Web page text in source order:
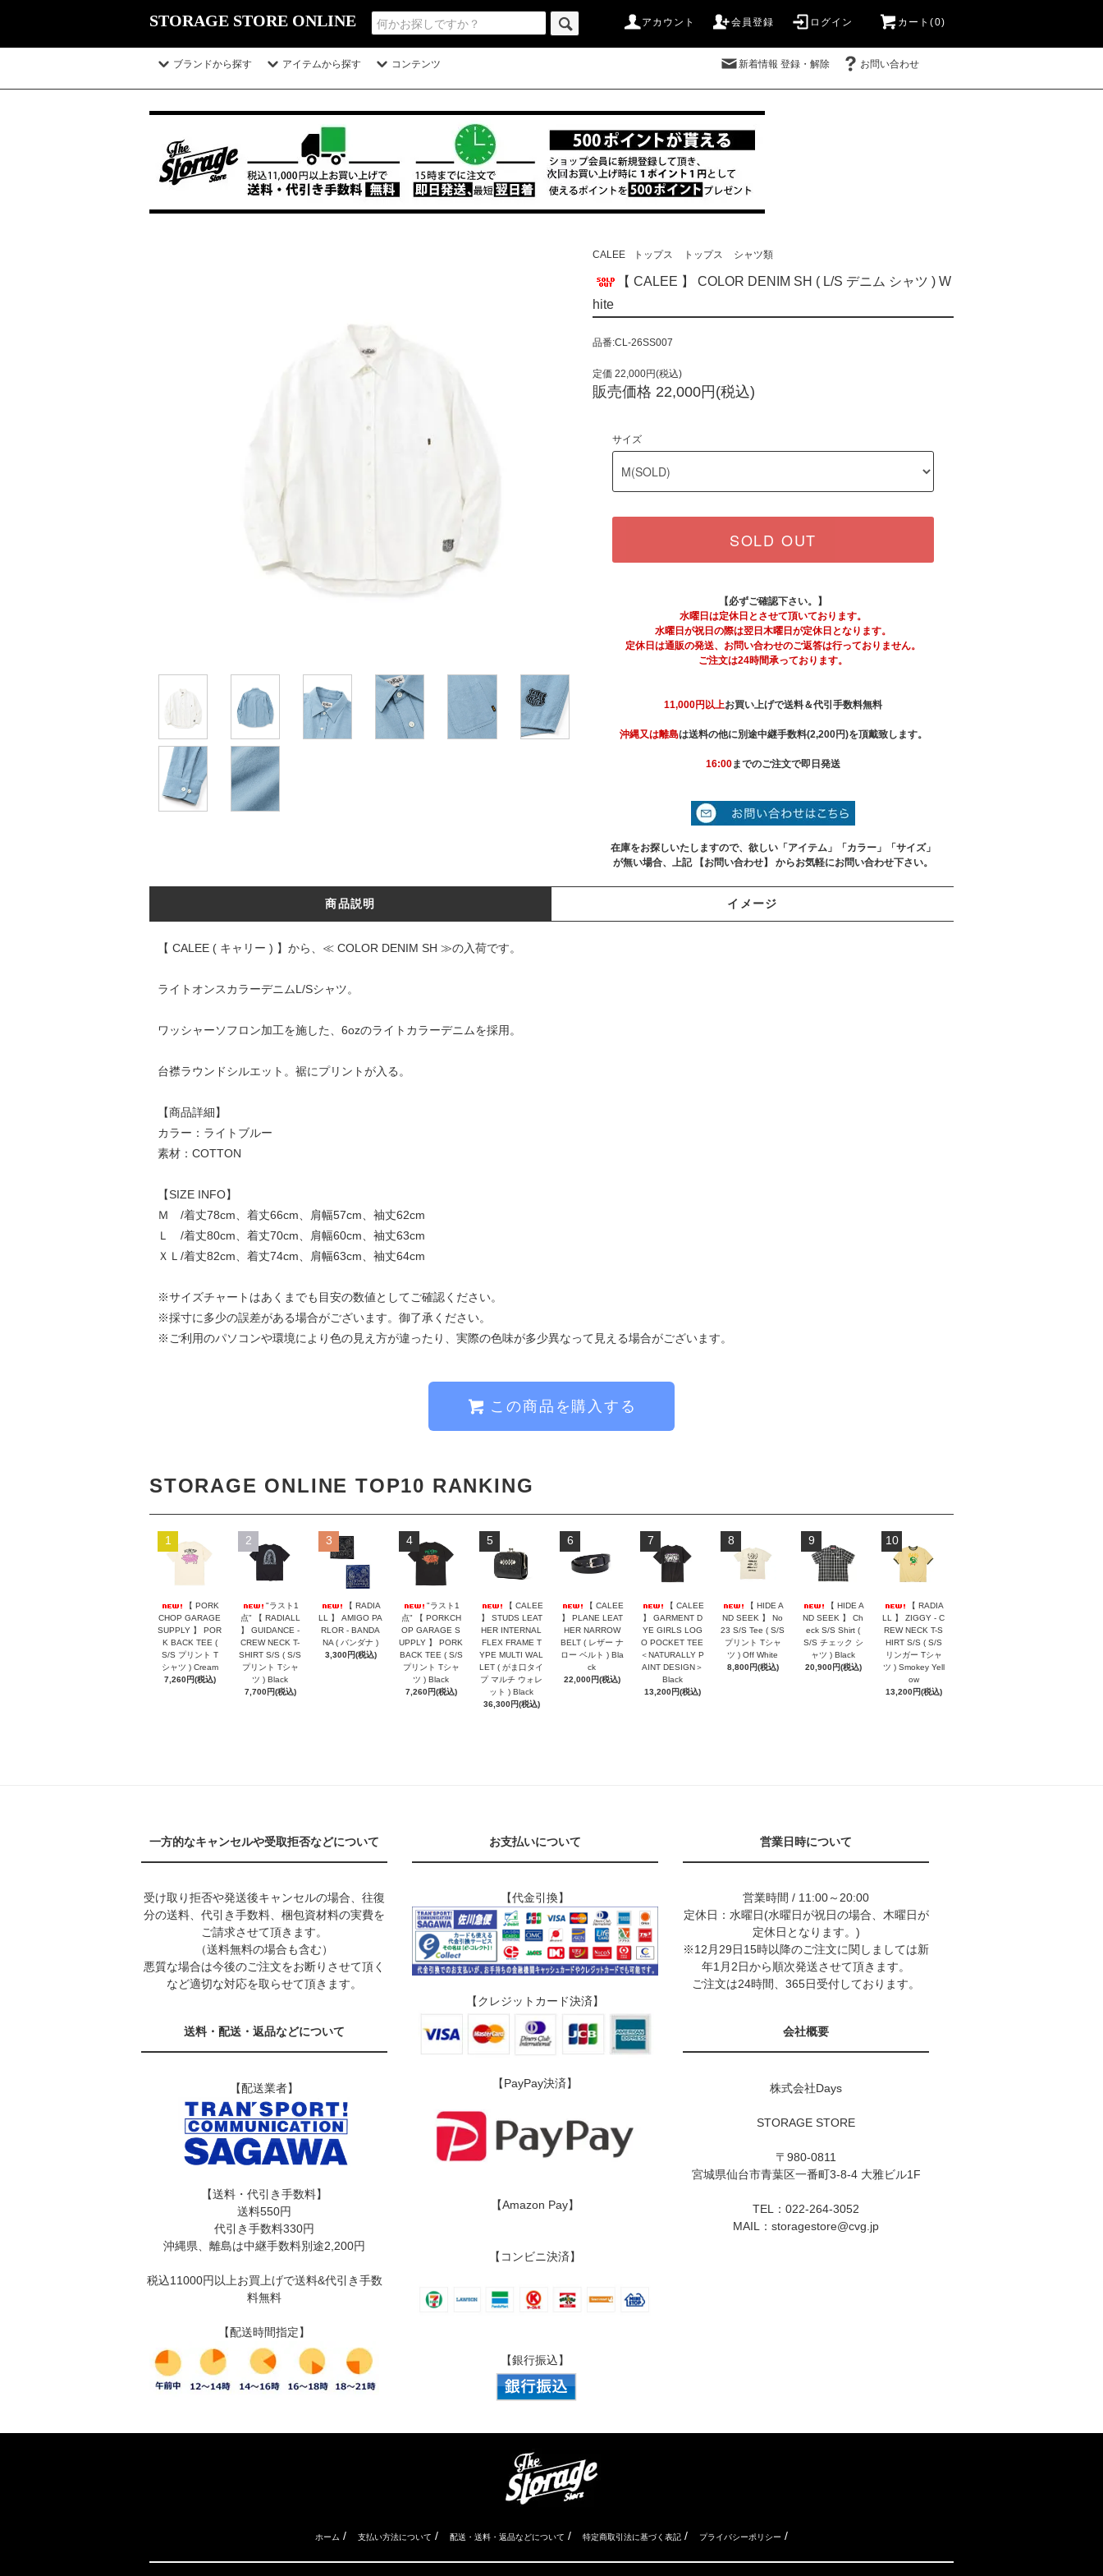
STORAGE STORE ONLINE アカウント 会員登録 ログイン カート(0)
ブランドから探す アイテムから探す コンテンツ 新着情報 登録・解除 お問い合わせ
CALEE トップス トップス シャツ類
【 CALEE 】 COLOR DENIM SH ( L/S デニム シャツ ) W
hite
品番:CL-26SS007
定価 22,000円(税込)
販売価格 22,000円(税込)
サイズ
SOLD OUT
【必ずご確認下さい。】
水曜日は定休日とさせて頂いております。
水曜日が祝日の際は翌日木曜日が定休日となります。
定休日は通販の発送、お問い合わせのご返答は行っておりません。
ご注文は24時間承っております。
11,000円以上お買い上げで送料＆代引手数料無料
沖縄又は離島は送料の他に別途中継手数料(2,200円)を頂戴致します。
16:00までのご注文で即日発送
在庫をお探しいたしますので、欲しい「アイテム」「カラー」「サイズ」
が無い場合、上記 【お問い合わせ】 からお気軽にお問い合わせ下さい。
商品説明 イメージ
【 CALEE ( キャリー ) 】から、≪ COLOR DENIM SH ≫の入荷です。
ライトオンスカラーデニムL/Sシャツ。
ワッシャーソフロン加工を施した、6ozのライトカラーデニムを採用。
台襟ラウンドシルエット。裾にプリントが入る。
【商品詳細】
カラー：ライトブルー
素材：COTTON
【SIZE INFO】
Ｍ /着丈78cm、着丈66cm、肩幅57cm、袖丈62cm
Ｌ /着丈80cm、着丈70cm、肩幅60cm、袖丈63cm
ＸＬ/着丈82cm、着丈74cm、肩幅63cm、袖丈64cm
※サイズチャートはあくまでも目安の数値としてご確認ください。
※採寸に多少の誤差がある場合がございます。御了承ください。
※ご利用のパソコンや環境により色の見え方が違ったり、実際の色味が多少異なって見える場合がございます。
この商品を購入する
STORAGE ONLINE TOP10 RANKING
1
【 PORK
CHOP GARAGE
SUPPLY 】 POR
K BACK TEE (
S/S プリント T
シャツ ) Cream
7,260円(税込)
2
"ラスト1
点" 【 RADIALL
】 GUIDANCE -
CREW NECK T-
SHIRT S/S ( S/S
プリント Tシャ
ツ ) Black
7,700円(税込)
3
【 RADIA
LL 】 AMIGO PA
RLOR - BANDA
NA ( バンダナ )
3,300円(税込)
4
"ラスト1
点" 【 PORKCH
OP GARAGE S
UPPLY 】 PORK
BACK TEE ( S/S
プリント Tシャ
ツ ) Black
7,260円(税込)
5
【 CALEE
】 STUDS LEAT
HER INTERNAL
FLEX FRAME T
YPE MULTI WAL
LET ( がま口タイ
プ マルチ ウォレ
ット ) Black
36,300円(税込)
6
【 CALEE
】 PLANE LEAT
HER NARROW
BELT ( レザー ナ
ロー ベルト ) Bla
ck
22,000円(税込)
7
【 CALEE
】 GARMENT D
YE GIRLS LOG
O POCKET TEE
＜NATURALLY P
AINT DESIGN＞
Black
13,200円(税込)
8
【 HIDE A
ND SEEK 】 No
23 S/S Tee ( S/S
プリント Tシャ
ツ ) Off White
8,800円(税込)
9
【 HIDE A
ND SEEK 】 Ch
eck S/S Shirt (
S/S チェック シ
ャツ ) Black
20,900円(税込)
10
【 RADIA
LL 】 ZIGGY - C
REW NECK T-S
HIRT S/S ( S/S
リンガー Tシャ
ツ ) Smokey Yell
ow
13,200円(税込)
一方的なキャンセルや受取拒否などについて
受け取り拒否や発送後キャンセルの場合、往復
分の送料、代引き手数料、梱包資材料の実費を
ご請求させて頂きます。
（送料無料の場合も含む）
悪質な場合は今後のご注文をお断りさせて頂く
など適切な対応を取らせて頂きます。
送料・配送・返品などについて
【配送業者】
【送料・代引き手数料】
送料550円
代引き手数料330円
沖縄県、離島は中継手数料別途2,200円
税込11000円以上お買上げで送料&代引き手数
料無料
【配送時間指定】
お支払いについて
【代金引換】
【クレジットカード決済】
【PayPay決済】
【Amazon Pay】
【コンビニ決済】
【銀行振込】
営業日時について
営業時間 / 11:00～20:00
定休日：水曜日(水曜日が祝日の場合、木曜日が
定休日となります。)
※12月29日15時以降のご注文に関しましては新
年1月2日から順次発送させて頂きます。
ご注文は24時間、365日受付しております。
会社概要
株式会社Days
STORAGE STORE
〒980-0811
宮城県仙台市青葉区一番町3-8-4 大雅ビル1F
TEL：022-264-3052
MAIL： storagestore@cvg.jp
ホーム / 支払い方法について / 配送・送料・返品などについて / 特定商取引法に基づく表記 / プライバシーポリシー /